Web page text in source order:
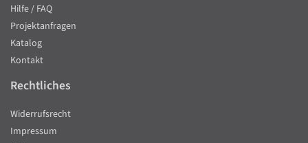
Hilfe / FAQ
Projektanfragen
Katalog
Kontakt
Rechtliches
Widerrufsrecht
Impressum